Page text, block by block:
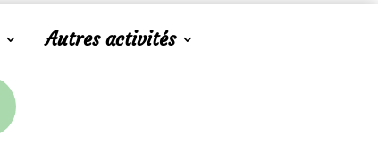
Autres activités